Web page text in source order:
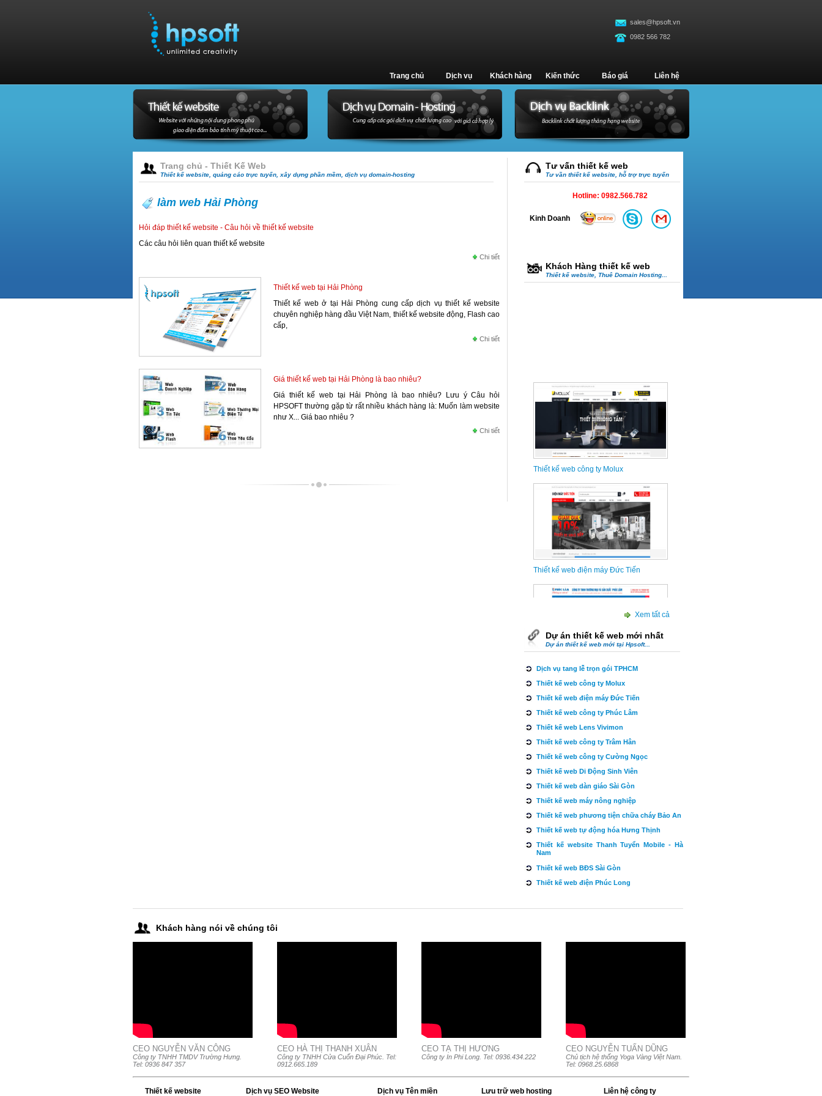
sales@hpsoft.vn
0982 566 782
Trang chủ Dịch vụ Khách hàng Kiến thức Báo giá Liên hệ
Trang chủ - Thiết Kế Web
Thiết kế website, quảng cáo trực tuyến, xây dựng phần mềm, dịch vụ domain-hosting
làm web Hải Phòng
Hỏi đáp thiết kế website - Câu hỏi về thiết kế website
Các câu hỏi liên quan thiết kế website
Chi tiết
Thiết kế web tại Hải Phòng
Thiết kế web ở tại Hải Phòng cung cấp dịch vụ thiết kế website
chuyên nghiệp hàng đầu Việt Nam, thiết kế website động, Flash cao
cấp,
Chi tiết
Giá thiết kế web tại Hải Phòng là bao nhiêu?
Giá thiết kế web tại Hải Phòng là bao nhiêu? Lưu ý Câu hỏi
HPSOFT thường gặp từ rất nhiều khách hàng là: Muốn làm website
như X... Giá bao nhiêu ?
Chi tiết
Tư vấn thiết kế web
Tư vần thiết kế website, hỗ trợ trực tuyến
Hotline: 0982.566.782
Kinh Doanh
Khách Hàng thiết kế web
Thiết kế website, Thuê Domain Hosting...
Thiết kế web công ty Molux
Thiết kế web điện máy Đức Tiến
Thiết kế web công ty Phúc Lâm
Xem tất cả
Dự án thiết kế web mới nhất
Dự án thiết kế web mới tại Hpsoft...
Dịch vụ tang lễ trọn gói TPHCM
Thiết kế web công ty Molux
Thiết kế web điện máy Đức Tiến
Thiết kế web công ty Phúc Lâm
Thiết kế web Lens Vivimon
Thiết kế web công ty Trâm Hân
Thiết kế web công ty Cường Ngọc
Thiết kế web Di Động Sinh Viên
Thiết kế web dàn giáo Sài Gòn
Thiết kế web máy nông nghiệp
Thiết kế web phương tiện chữa cháy Bảo An
Thiết kế web tự động hóa Hưng Thịnh
Thiết kế website Thanh Tuyển Mobile - Hà
Nam
Thiết kế web BĐS Sài Gòn
Thiết kế web điện Phúc Long
Khách hàng nói về chúng tôi
CEO NGUYỄN VĂN CÔNG
Công ty TNHH TMDV Trường Hưng.
Tel: 0936 847 357
CEO HÀ THỊ THANH XUÂN
Công ty TNHH Cửa Cuốn Đại Phúc. Tel:
0912.665.189
CEO TẠ THỊ HƯƠNG
Công ty In Phi Long. Tel: 0936.434.222
CEO NGUYỄN TUẤN DŨNG
Chủ tịch hệ thống Yoga Vàng Việt Nam.
Tel: 0968.25.6868
Thiết kế website Dịch vụ SEO Website Dịch vụ Tên miền Lưu trữ web hosting Liên hệ công ty